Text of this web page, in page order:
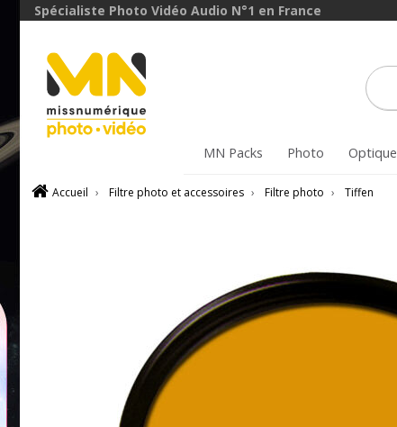
Spécialiste Photo Vidéo Audio N°1 en France
MN Packs Photo Optique
Accueil › Filtre photo et accessoires › Filtre photo › Tiffen
avec le code